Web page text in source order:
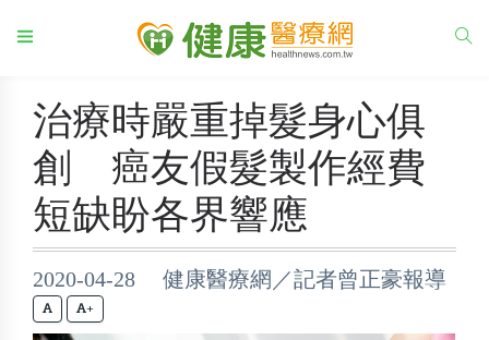
治療時嚴重掉髮身心俱
創 癌友假髮製作經費
短缺盼各界響應
2020-04-28 健康醫療網／記者曾正豪報導
+